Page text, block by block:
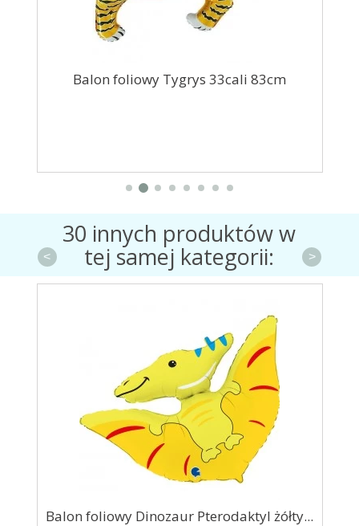
Balon foliowy Tygrys 33cali 83cm
30 innych produktów w
tej samej kategorii:
Balon foliowy Dinozaur Pterodaktyl żółty...
< >